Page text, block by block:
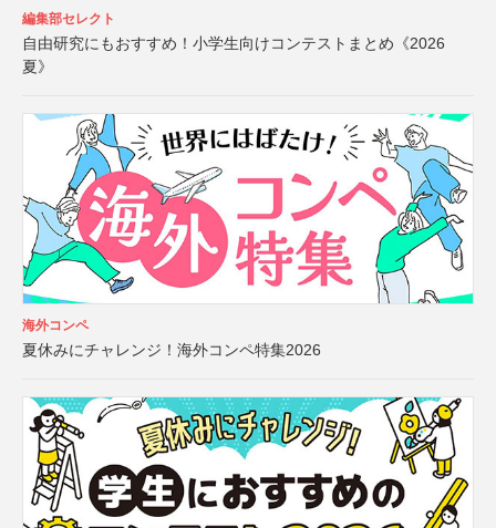
編集部セレクト
自由研究にもおすすめ！小学生向けコンテストまとめ《2026
夏》
海外コンペ
夏休みにチャレンジ！海外コンペ特集2026